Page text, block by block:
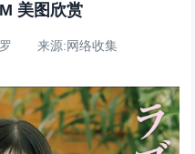
美图欣赏
来源:网络收集